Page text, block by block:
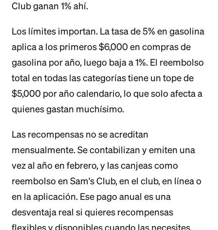
Club ganan 1% ahí.
Los límites importan. La tasa de 5% en gasolina
aplica a los primeros $6,000 en compras de
gasolina por año, luego baja a 1%. El reembolso
total en todas las categorías tiene un tope de
$5,000 por año calendario, lo que solo afecta a
quienes gastan muchísimo.
Las recompensas no se acreditan
mensualmente. Se contabilizan y emiten una
vez al año en febrero, y las canjeas como
reembolso en Sam's Club, en el club, en línea o
en la aplicación. Ese pago anual es una
desventaja real si quieres recompensas
flexibles y disponibles cuando las necesites.